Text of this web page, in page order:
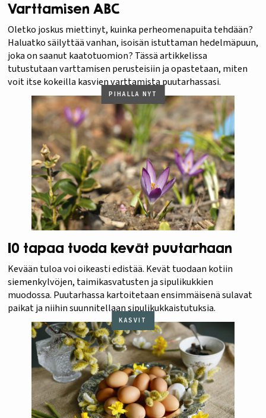
Varttamisen ABC
Oletko joskus miettinyt, kuinka perheomenapuita tehdään?
Haluatko säilyttää vanhan, isoisän istuttaman hedelmäpuun,
joka on saanut kaatotuomion? Tässä artikkelissa
tutustutaan varttamisen perusteisiin ja opastetaan, miten
voit itse kokeilla kasvien varttamista puutarhassasi.
PIHALLA NYT
10 tapaa tuoda kevät puutarhaan
Kevään tuloa voi oikeasti edistää. Kevät tuodaan kotiin
siemenkylvöjen, taimikasvatusten ja sipulikukkien
muodossa. Puutarhassa kartoitetaan ensimmäisenä sulavat
paikat ja niihin suunnitellaan sipulikukkaistutuksia.
KASVIT